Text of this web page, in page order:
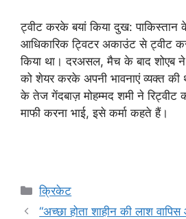
ट्वीट करके बयां किया दुख:
आधिकारिक ट्विटर अकाउंट से ट्वीट
किया था। दरअसल, मैच के बाद शोएब
को शेयर करके अपनी भावनाएं व्यक्त की
के तेज गेंदबाज़ मोहम्मद शमी ने रिट्वीट
माफी करना भाई, इसे कर्मा कहते हैं।
Categories
क्रिकेट
“अच्छा होता शाहीन की लाश